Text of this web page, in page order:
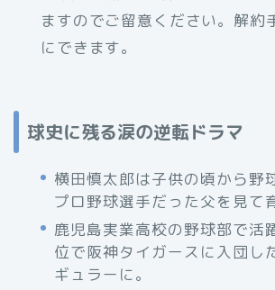
ますのでご留意ください。解約
にできます。
球史に残る涙の逆転ドラマ
横田慎太郎は子供の頃から野
プロ野球選手だった父を見て
鹿児島実業高校の野球部で活
位で阪神タイガースに入団し
ギュラーに。